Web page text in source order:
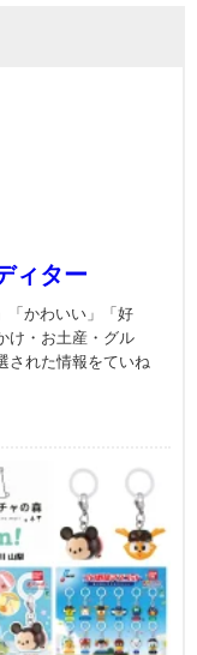
ィター
「かわいい」「好
け・お土産・グル
された情報をていね